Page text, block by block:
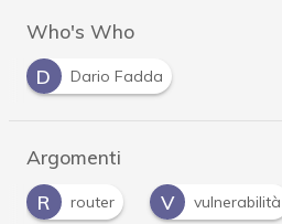
Who's Who
D
Dario Fadda
Argomenti
R
router V vulnerabilità